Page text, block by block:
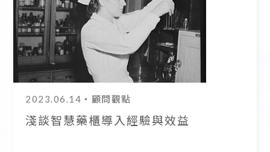
2023.06.14 ・顧問觀點
淺談智慧藥櫃導入經驗與效益